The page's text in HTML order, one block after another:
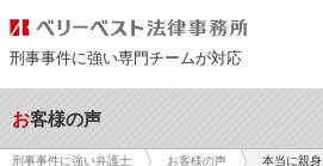
刑事事件に強い専門チームが対応
お客様の声
刑事事件に強い弁護士 お客様の声 本当に親